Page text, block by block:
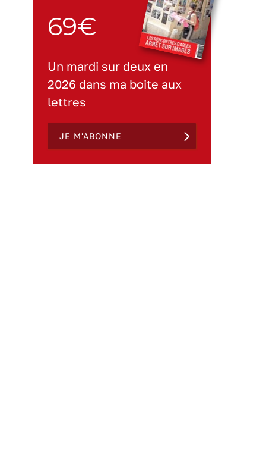
69€
Un mardi sur deux en
2026 dans ma boite aux
lettres
JE M'ABONNE